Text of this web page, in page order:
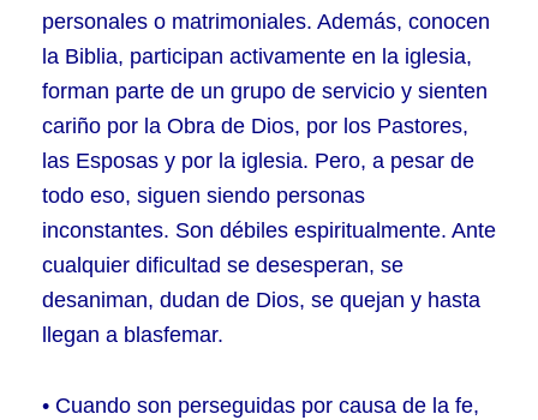
personales o matrimoniales. Además, conocen
la Biblia, participan activamente en la iglesia,
forman parte de un grupo de servicio y sienten
cariño por la Obra de Dios, por los Pastores,
las Esposas y por la iglesia. Pero, a pesar de
todo eso, siguen siendo personas
inconstantes. Son débiles espiritualmente. Ante
cualquier dificultad se desesperan, se
desaniman, dudan de Dios, se quejan y hasta
llegan a blasfemar.
• Cuando son perseguidas por causa de la fe,